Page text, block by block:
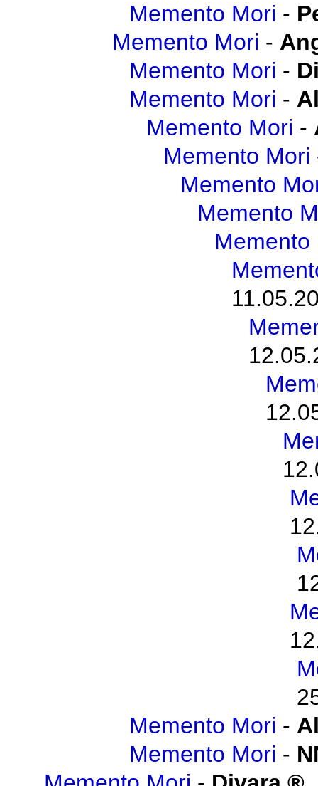
Memento Mori -
Memento Mori -
Memento Mori -
Memento Mori -
Memento Mori -
Memento Mori
Memento
Memento
Memento
Memento Mori -
Memento Mori -